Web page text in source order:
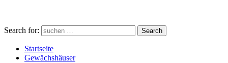
Search for: Search
Startseite
Gewächshäuser